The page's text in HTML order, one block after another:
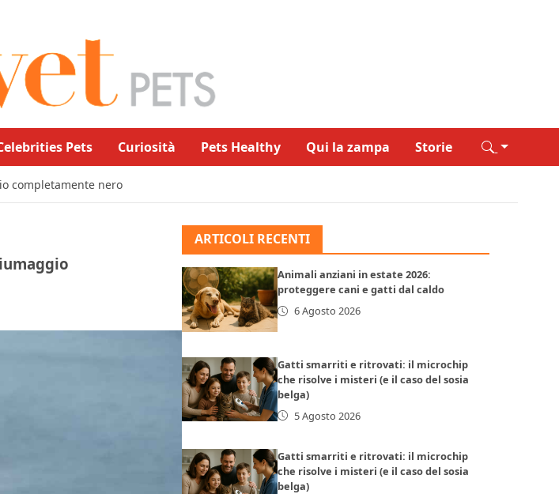
Pets Curiosità Pets Healthy Qui la zampa Storie
completamente nero
ARTICOLI RECENTI
Animali anziani in estate 2026:
proteggere cani e gatti dal caldo
6 Agosto 2026
Gatti smarriti e ritrovati: il microchip
che risolve i misteri (e il caso del sosia
belga)
5 Agosto 2026
Gatti smarriti e ritrovati: il microchip
che risolve i misteri (e il caso del sosia
belga)